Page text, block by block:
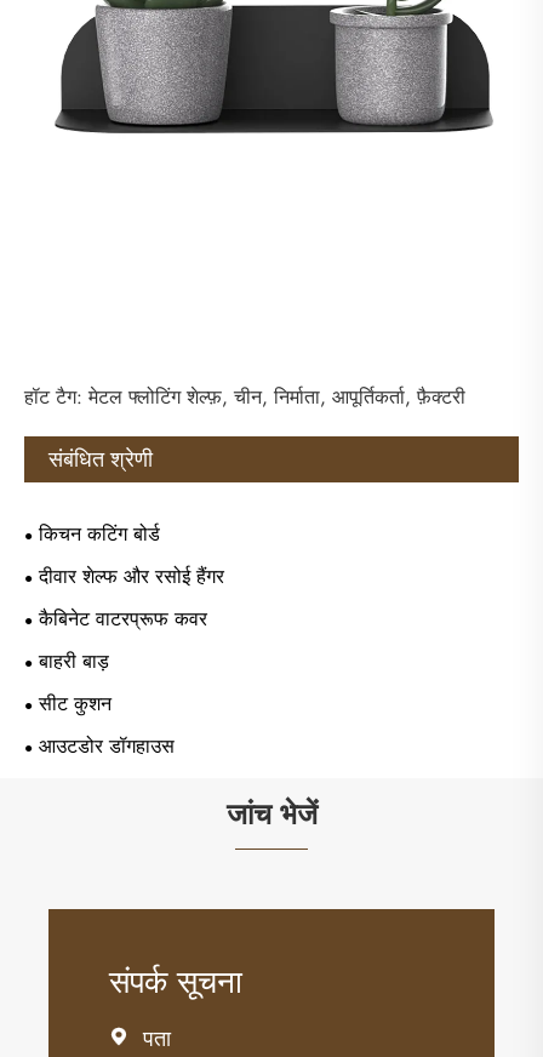
हॉट टैग: मेटल फ्लोटिंग शेल्फ़, चीन, निर्माता, आपूर्तिकर्ता, फ़ैक्टरी
संबंधित श्रेणी
किचन कटिंग बोर्ड
दीवार शेल्फ और रसोई हैंगर
कैबिनेट वाटरप्रूफ कवर
बाहरी बाड़
सीट कुशन
आउटडोर डॉगहाउस
जांच भेजें
संपर्क सूचना
 पता